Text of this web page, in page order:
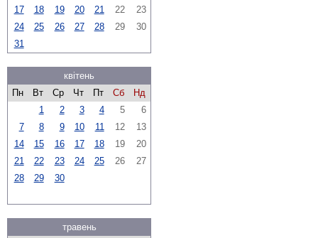
17
18 19 20 21 22
23
24
25 26 27 28 29
30
31
квітень
Пн
Вт Ср Чт Пт Сб
Нд
1
2 3 4 5
6
7
8 9 10 11 12
13
14
15 16 17 18 19
20
21
22 23 24 25 26
27
28
29 30
травень